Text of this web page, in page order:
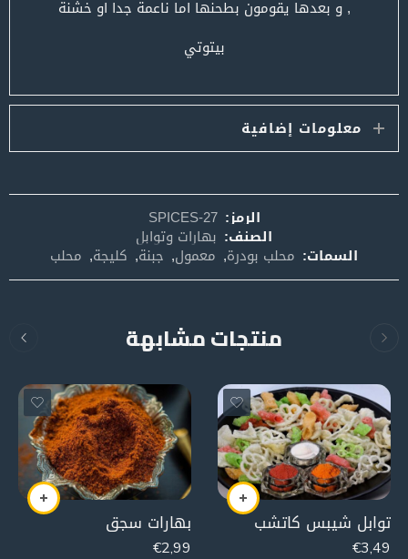
, و بعدها يقومون بطحنها اما ناعمة جدا او خشنة
بيتوتي
معلومات إضافية
الرمز: SPICES-27
الصنف: بهارات وتوابل
السمات: محلب بودرة, معمول, جبنة, كليجة, محلب
منتجات مشابهة
توابل شيبس كاتشب
€3,49
بهارات سجق
€2,99